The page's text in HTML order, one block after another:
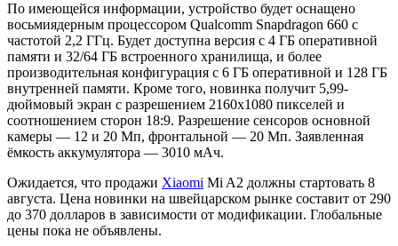
По имеющейся информации, устройство будет оснащено
восьмиядерным процессором Qualcomm Snapdragon 660 с
частотой 2,2 ГГц. Будет доступна версия с 4 ГБ оперативной
памяти и 32/64 ГБ встроенного хранилища, и более
производительная конфигурация с 6 ГБ оперативной и 128 ГБ
внутренней памяти. Кроме того, новинка получит 5,99-
дюймовый экран с разрешением 2160x1080 пикселей и
соотношением сторон 18:9. Разрешение сенсоров основной
камеры — 12 и 20 Мп, фронтальной — 20 Мп. Заявленная
ёмкость аккумулятора — 3010 мАч.
Ожидается, что продажи Xiaomi Mi A2 должны стартовать 8
августа. Цена новинки на швейцарском рынке составит от 290
до 370 долларов в зависимости от модификации. Глобальные
цены пока не объявлены.